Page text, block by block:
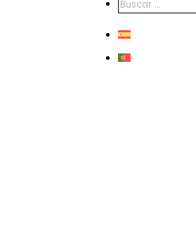
BÚSQUEDA
DE
PRODUCTOS